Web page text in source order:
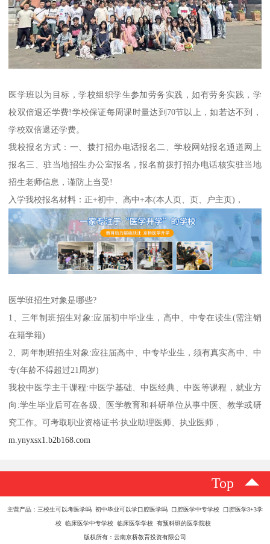
医学班以为目标，学校组织学生参加劳务实践，如有劳务实践，学
校双倍退还学费!学校保证每周课时量达到70节以上，如若达不到，
学校双倍退还学费。
我校报名方式：一、拨打招办电话报名二、学校网站报名通道网上
报名三、驻当地招生办公室报名，报名前拨打招办电话核实驻当地
招生老师信息，谨防上当受!
入学我校报名材料：正+初中、高中+本(本人页、页、户主页)，
医学班招生对象是哪些?
1、三年制班招生对象:应届初中毕业生，高中、中专在读生(需注销
在籍学籍)
2、两年制班招生对象:应往届高中、中专毕业生，须有真实高中、中
专(年龄不得超过21周岁)
我校中医学主干课程:中医学基础、中医经典、中医等课程，就业方
向:学生毕业后可在各级、医学教育和科研单位从事中医、教学或研
究工作。可考取职业资格证书:执业助理医师、执业医师，
m.ynyxsx1.b2b168.com
Top
主营产品：三校生可以考医学吗 初中毕业可以学口腔医学吗 口腔医学中专学校 口腔医学3+3学
校 临床医学中专学校 临床医学学校 有预科班的医学院校
版权所有：云南京桥教育投资有限公司